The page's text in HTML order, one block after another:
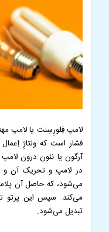
لامپ فِلورِسِنت یا لامپ
فشار است که ولتاژِ
آرگون یا نئون درون
در لامپ و تحریک آن و
می‌شود، که حاصل آن
می‌کند. سپس این پرتو
تبدیل می‌شود.